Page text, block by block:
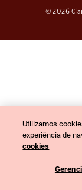
© 2026
Utilizamos
experiência de
cookies